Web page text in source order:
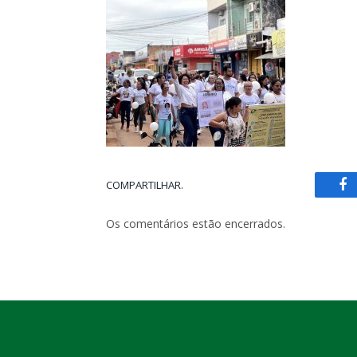
COMPARTILHAR.
Os comentários estão encerrados.